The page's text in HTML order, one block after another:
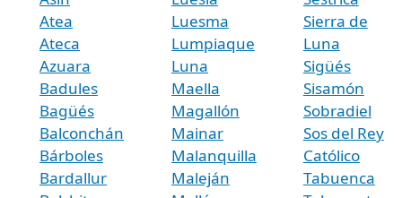
Atea
Ateca
Azuara
Badules
Bagüés
Balconchán
Bárboles
Bardallur
Luesma
Lumpiaque
Luna
Maella
Magallón
Mainar
Malanquilla
Maleján
Sierra de
Luna
Sigüés
Sisamón
Sobradiel
Sos del Rey
Católico
Tabuenca